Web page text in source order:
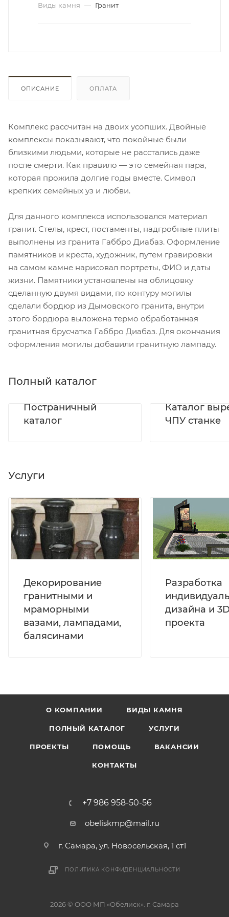
Виды камня — Гранит
ОПИСАНИЕ ОПЛАТА
Комплекс рассчитан на двоих усопших. Двойные
комплексы показывают, что покойные были
близкими людьми, которые не расстались даже
после смерти. Как правило — это семейная пара,
которая прожила долгие годы вместе. Символ
крепких семейных уз и любви.
Для данного комплекса использовался материал
гранит. Стелы, крест, постаменты, надгробные плиты
выполнены из гранита Габбро Диабаз. Оформление
памятников и креста, художник, путем гравировки
на самом камне нарисовал портреты, ФИО и даты
жизни. Памятники установлены на облицовку
сделанную двумя видами, по контуру могилы
сделали бордюр из Дымовского гранита, внутри
этого бордюра выложена термо обработанная
гранитная брусчатка Габбро Диабаз. Для окончания
оформления могилы добавили гранитную лампаду.
Полный каталог
Постраничный
каталог
Каталог
ЧПУ станке
Услуги
Декорирование
гранитными и
мраморными
вазами, лампадами,
балясинами
Разработка
дизайна и
проекта
О КОМПАНИИ ВИДЫ КАМНЯ
ПОЛНЫЙ КАТАЛОГ УСЛУГИ
ПРОЕКТЫ ПОМОЩЬ ВАКАНСИИ
КОНТАКТЫ
+7 986 958-50-56
obeliskmp@mail.ru
г. Самара, ул. Новосельская, 1 ст1
ПОЛИТИКА КОНФИДЕНЦИАЛЬНОСТИ
2026 © ООО МП «Обелиск». г. Самара